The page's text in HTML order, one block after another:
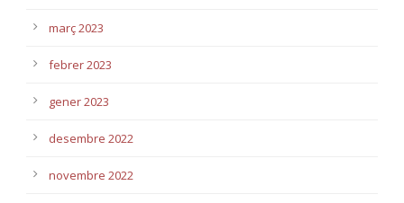
març 2023
febrer 2023
gener 2023
desembre 2022
novembre 2022